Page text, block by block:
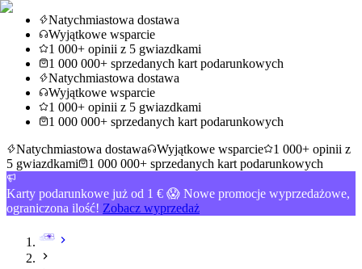
Natychmiastowa dostawa
Wyjątkowe wsparcie
1 000+ opinii z 5 gwiazdkami
1 000 000+ sprzedanych kart podarunkowych
Natychmiastowa dostawa
Wyjątkowe wsparcie
1 000+ opinii z 5 gwiazdkami
1 000 000+ sprzedanych kart podarunkowych
Natychmiastowa dostawa
Wyjątkowe wsparcie
1 000+ opinii z
5 gwiazdkami
1 000 000+ sprzedanych kart podarunkowych
Karty podarunkowe już od 1 € 😱 Nowe promocje wyprzedażowe,
ograniczona ilość! Zobacz wyprzedaż